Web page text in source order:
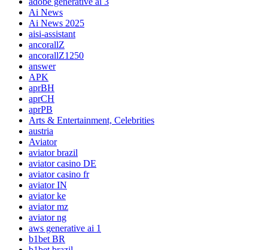
Ai News
Ai News 2025
aisi-assistant
ancorallZ
ancorallZ1250
answer
APK
aprBH
aprCH
aprPB
Arts & Entertainment, Celebrities
austria
Aviator
aviator brazil
aviator casino DE
aviator casino fr
aviator IN
aviator ke
aviator mz
aviator ng
aws generative ai 1
b1bet BR